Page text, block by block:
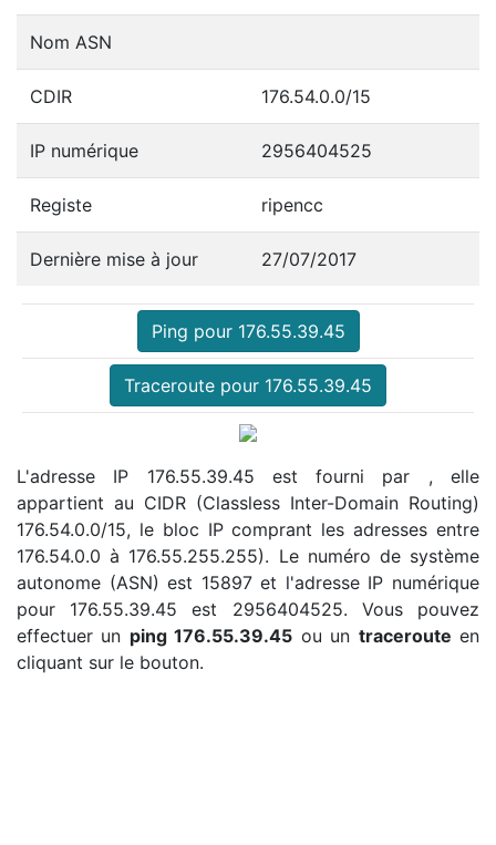
Nom ASN
CDIR 176.54.0.0/15
IP numérique 2956404525
Registe ripencc
Dernière mise à jour 27/07/2017
Ping pour 176.55.39.45
Traceroute pour 176.55.39.45
L'adresse IP 176.55.39.45 est fourni par , elle
appartient au CIDR (Classless Inter-Domain Routing)
176.54.0.0/15, le bloc IP comprant les adresses entre
176.54.0.0 à 176.55.255.255). Le numéro de système
autonome (ASN) est 15897 et l'adresse IP numérique
pour 176.55.39.45 est 2956404525. Vous pouvez
effectuer un ping 176.55.39.45 ou un traceroute en
cliquant sur le bouton.